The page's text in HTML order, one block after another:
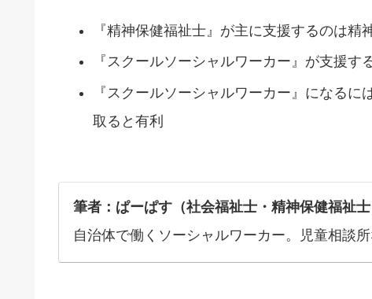
『精神保健福祉士』が主に支援するのは精
『スクールソーシャルワーカー』が支援す
『スクールソーシャルワーカー』になる
取ると有利
筆者：ぱーぱす（社会福祉士・精神保健福祉士
自治体で働くソーシャルワーカー。児童相談